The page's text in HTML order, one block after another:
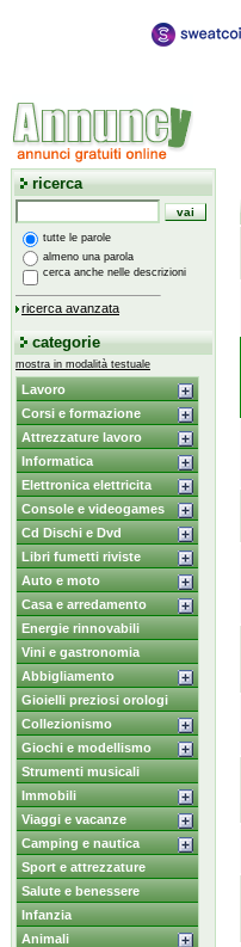
ricerca
tutte le parole
almeno una parola
cerca anche nelle descrizioni
ricerca avanzata
categorie
mostra in modalità testuale
Lavoro
Corsi e formazione
Attrezzature lavoro
Informatica
Elettronica elettricita
Console e videogames
Cd Dischi e Dvd
Libri fumetti riviste
Auto e moto
Casa e arredamento
Energie rinnovabili
Vini e gastronomia
Abbigliamento
Gioielli preziosi orologi
Collezionismo
Giochi e modellismo
Strumenti musicali
Immobili
Viaggi e vacanze
Camping e nautica
Sport e attrezzature
Salute e benessere
Infanzia
Animali